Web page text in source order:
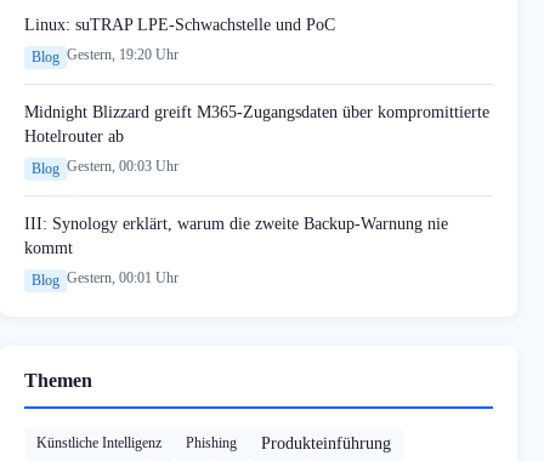
Linux: suTRAP LPE-Schwachstelle und PoC
Blog Gestern, 19:20 Uhr
Midnight Blizzard greift M365-Zugangsdaten über kompromittierte
Hotelrouter ab
Blog Gestern, 00:03 Uhr
III: Synology erklärt, warum die zweite Backup-Warnung nie
kommt
Blog Gestern, 00:01 Uhr
Themen
Künstliche Intelligenz Phishing Produkteinführung